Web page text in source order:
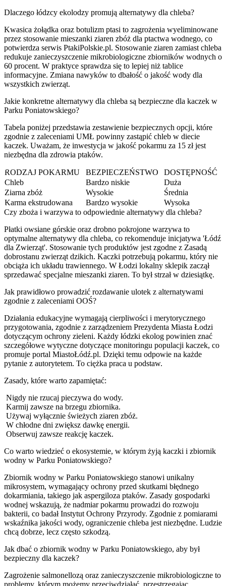
Dlaczego łódzcy ekolodzy promują alternatywy dla chleba?
Kwasica żołądka oraz botulizm ptasi to zagrożenia wyeliminowane
przez stosowanie mieszanki ziaren zbóż dla ptactwa wodnego, co
potwierdza serwis PtakiPolskie.pl. Stosowanie ziaren zamiast chleba
redukuje zanieczyszczenie mikrobiologiczne zbiorników wodnych o
60 procent. W praktyce sprawdza się to lepiej niż tablice
informacyjne. Zmiana nawyków to dbałość o jakość wody dla
wszystkich zwierząt.
Jakie konkretne alternatywy dla chleba są bezpieczne dla kaczek w
Parku Poniatowskiego?
Tabela poniżej przedstawia zestawienie bezpiecznych opcji, które
zgodnie z zaleceniami UMŁ powinny zastąpić chleb w diecie
kaczek. Uważam, że inwestycja w jakość pokarmu za 15 zł jest
niezbędna dla zdrowia ptaków.
RODZAJ POKARMU BEZPIECZEŃSTWO
DOSTĘPNOŚĆ
Chleb
Bardzo niskie
Duża
Ziarna zbóż
Wysokie
Średnia
Karma ekstrudowana
Bardzo wysokie
Wysoka
Czy zboża i warzywa to odpowiednie alternatywy dla chleba?
Płatki owsiane górskie oraz drobno pokrojone warzywa to
optymalne alternatywy dla chleba, co rekomenduje inicjatywa 'Łódź
dla Zwierząt'. Stosowanie tych produktów jest zgodne z Zasadą
dobrostanu zwierząt dzikich. Kaczki potrzebują pokarmu, który nie
obciąża ich układu trawiennego. W Łodzi lokalny sklepik zaczął
sprzedawać specjalne mieszanki ziaren. To był strzał w dziesiątkę.
Jak prawidłowo prowadzić rozdawanie ulotek z alternatywami
zgodnie z zaleceniami OOŚ?
Działania edukacyjne wymagają cierpliwości i merytorycznego
przygotowania, zgodnie z zarządzeniem Prezydenta Miasta Łodzi
dotyczącym ochrony zieleni. Każdy łódzki ekolog powinien znać
szczegółowe wytyczne dotyczące monitoringu populacji kaczek, co
promuje portal MiastoŁódź.pl. Dzięki temu odpowie na każde
pytanie z autorytetem. To ciężka praca u podstaw.
Zasady, które warto zapamiętać:
Nigdy nie rzucaj pieczywa do wody.
Karmij zawsze na brzegu zbiornika.
Używaj wyłącznie świeżych ziaren zbóż.
W chłodne dni zwiększ dawkę energii.
Obserwuj zawsze reakcję kaczek.
Co warto wiedzieć o ekosystemie, w którym żyją kaczki i zbiornik
wodny w Parku Poniatowskiego?
Zbiornik wodny w Parku Poniatowskiego stanowi unikalny
mikrosystem, wymagający ochrony przed skutkami błędnego
dokarmiania, takiego jak aspergiloza ptaków. Zasady gospodarki
wodnej wskazują, że nadmiar pokarmu prowadzi do rozwoju
bakterii, co badał Instytut Ochrony Przyrody. Zgodnie z pomiarami
wskaźnika jakości wody, ograniczenie chleba jest niezbędne. Ludzie
chcą dobrze, lecz często szkodzą.
Jak dbać o zbiornik wodny w Parku Poniatowskiego, aby był
bezpieczny dla kaczek?
Zagrożenie salmonellozą oraz zanieczyszczenie mikrobiologiczne to
problemy, którym możemy przeciwdziałać, przestrzegając